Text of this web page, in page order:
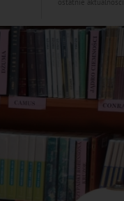
ostatnie aktualności ‹